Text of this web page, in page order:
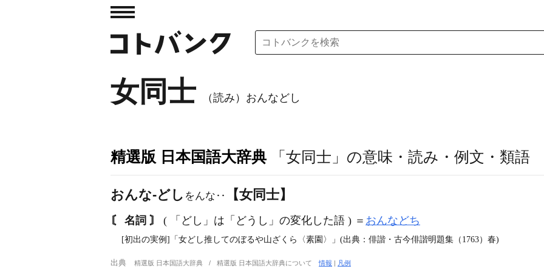
女同士 （読み）おんなどし
精選版 日本国語大辞典 「女同士」の意味・読み・例文・類語
おんな‐どし をんな‥ 【女同士】
〘 名詞 〙 ( 「どし」は「どうし」の変化した語 ) ＝ おんなどち
[初出の実例]「女どし推してのぼるや山ざくら〈素園〉」(出典：俳諧・古今俳諧明題集（1763）春)
出典 精選版 日本国語大辞典 精選版 日本国語大辞典について情報 | 凡例